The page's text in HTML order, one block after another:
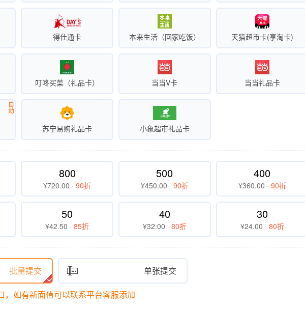
得仕通卡 本来生活（回家吃饭） 天猫超市卡(享淘卡)
叮咚买菜（礼品卡） 当当V卡 当当礼品卡
自
动
苏宁易购礼品卡 小象超市礼品卡
800
¥720.00 · 90折
500
¥450.00 · 90折
400
¥360.00 · 90折
50
¥42.50 · 85折
40
¥32.00 · 80折
30
¥24.00 · 80折
批量提交  单张提交
，如有新面值可以联系平台客服添加